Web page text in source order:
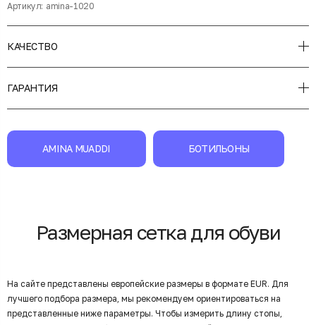
Артикул: amina-1020
КАЧЕСТВО
ГАРАНТИЯ
AMINA MUADDI БОТИЛЬОНЫ
Размерная сетка для обуви
На сайте представлены европейские размеры в формате EUR. Для
лучшего подбора размера, мы рекомендуем ориентироваться на
представленные ниже параметры. Чтобы измерить длину стопы,